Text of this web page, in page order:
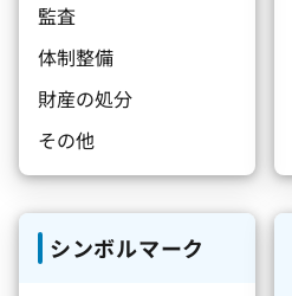
監査
体制整備
財産の処分
その他
シンボルマーク